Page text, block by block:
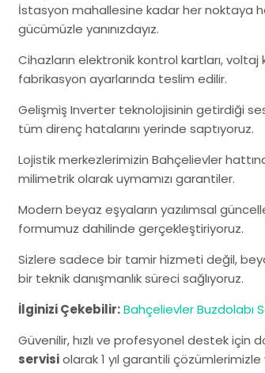
İstasyon mahallesine kadar her noktaya
gücümüzle yanınızdayız.
Cihazların elektronik kontrol kartları,
fabrikasyon ayarlarında teslim edilir.
Gelişmiş Inverter teknolojisinin getirdiği
tüm direnç hatalarını yerinde saptıyoruz.
Lojistik merkezlerimizin Bahçelievler
milimetrik olarak uymamızı garantiler.
Modern beyaz eşyaların yazılımsal
formumuz dahilinde gerçekleştiriyoruz.
Sizlere sadece bir tamir hizmeti değil,
bir teknik danışmanlık süreci sağlıyoruz.
İlginizi Çekebilir:Bahçelievler Buzdolabı
Güvenilir, hızlı ve profesyonel destek için
servisiolarak 1 yıl garantili çözümlerimizle